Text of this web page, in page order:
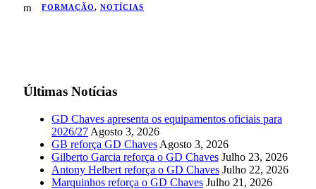
FORMAÇÃO, NOTÍCIAS
Últimas Notícias
GD Chaves apresenta os equipamentos oficiais para
2026/27 Agosto 3, 2026
GB reforça GD Chaves Agosto 3, 2026
Gilberto Garcia reforça o GD Chaves Julho 23, 2026
Antony Helbert reforça o GD Chaves Julho 22, 2026
Marquinhos reforça o GD Chaves Julho 21, 2026